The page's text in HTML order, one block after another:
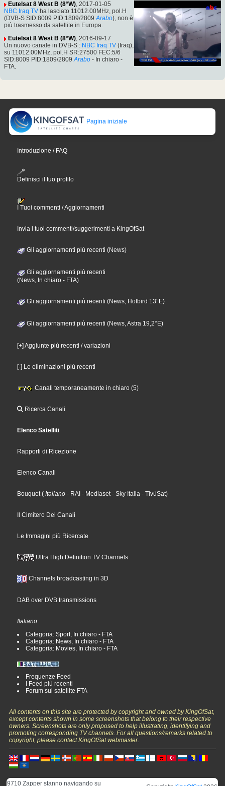
Eutelsat 8 West B (8°W), 2017-01-05
NBC Iraq TV ha lasciato 11012.00MHz, pol.H
(DVB-S SID:8009 PID:1809/2809 Arabo), non è
più trasmesso da satellite in Europa.
Eutelsat 8 West B (8°W), 2016-09-17
Un nuovo canale in DVB-S : NBC Iraq TV (Iraq),
su 11012.00MHz, pol.H SR:27500 FEC:5/6
SID:8009 PID:1809/2809 Arabo - In chiaro -
FTA.
Pagina iniziale
Introduzione / FAQ
Definisci il tuo profilo
I Tuoi commenti / Aggiornamenti
Invia i tuoi commenti/suggerimenti a KingOfSat
Gli aggiornamenti più recenti (News)
Gli aggiornamenti più recenti
(News, In chiaro - FTA)
Gli aggiornamenti più recenti (News, Hotbird 13°E)
Gli aggiornamenti più recenti (News, Astra 19,2°E)
[+] Aggiunte più recenti / variazioni
[-] Le eliminazioni più recenti
Canali temporaneamente in chiaro (5)
Ricerca Canali
Elenco Satelliti
Rapporti di Ricezione
Elenco Canali
Bouquet( Italiano - RAI - Mediaset- Sky Italia - TivùSat)
Il Cimitero Dei Canali
Le Immagini più Ricercate
Ultra High Definition TV Channels
Channels broadcasting in 3D
DAB over DVB transmissions
Italiano
Categoria: Sport, In chiaro - FTA
Categoria: News, In chiaro - FTA
Categoria: Movies, In chiaro - FTA
Frequenze Feed
I Feed più recenti
Forum sul satellite FTA
All contents on this site are protected by copyright and owned by KingOfSat,
except contents shown in some screenshots that belong to their respective
owners. Screenshots are only proposed to help illustrating, identifying and
promoting corresponding TV channels. For all questions/remarks related to
copyright, please contact KingOfSat webmaster.
9710 Zapper stanno navigando su